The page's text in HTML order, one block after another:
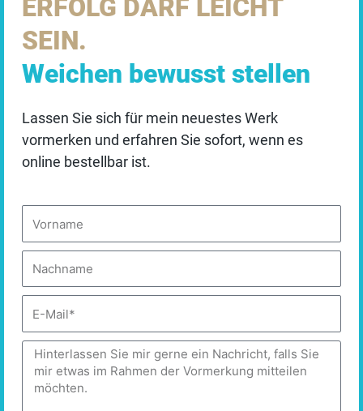
Schauen Sie, welches Thema Sie gerade am meisten
oder auch nicht. Beides ist in Ordnung.
GeistREICH ist kein Curriculum. Es ist ein Denkraum.
Standardmäßig sind alle externen Dienste deaktiviert.
Sie können diese jedoch nach Belieben aktivieren &
deaktivieren. Für weitere Informationen lesen Sie
unsereDATENSCHUTZBESTIMMUNGEN.
Essenziell
Personalisieren
DATENSCHUTZBEDINGUNGEN
ERFOLG DARF LEICHT
SEIN.
Weichen bewusst stellen
Lassen Sie sich für mein neuestes Werk
vormerken und erfahren Sie sofort, wenn es
online bestellbar ist.
Mail
Nachricht